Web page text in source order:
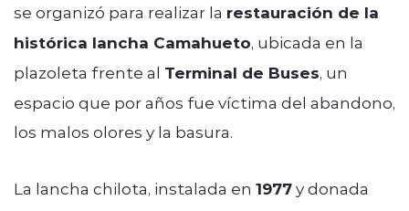
se organizó para realizar la restauración de la
histórica lancha Camahueto, ubicada en la
plazoleta frente al Terminal de Buses, un
espacio que por años fue víctima del abandono,
los malos olores y la basura.
La lancha chilota, instalada en 1977y donada